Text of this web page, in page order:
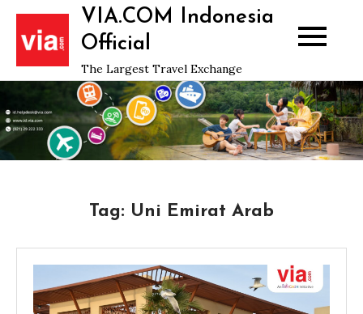
Skip
content
VIA.COM Indonesia
Official
The Largest Travel Exchange
Tag: Uni Emirat Arab